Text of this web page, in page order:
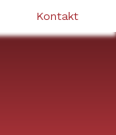
Kontakt